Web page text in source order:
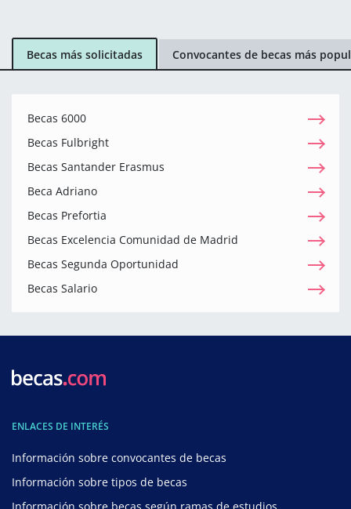
Becas más solicitadas Convocantes de becas más
Becas 6000
Becas Fulbright
Becas Santander Erasmus
Beca Adriano
Becas Prefortia
Becas Excelencia Comunidad de Madrid
Becas Segunda Oportunidad
Becas Salario
ENLACES DE INTERÉS
Información sobre convocantes de becas
Información sobre tipos de becas